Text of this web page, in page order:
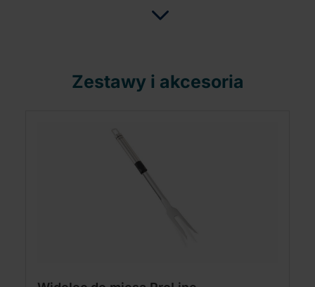
Zestawy i akcesoria